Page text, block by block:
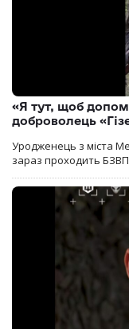
«Я тут, щоб
доброволець
Уродженець з міста
зараз проходить